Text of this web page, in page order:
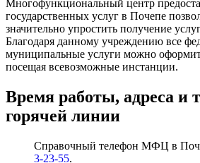
Многофункциональный центр
государственных услуг в Почепе
значительно упростить получение
Благодаря данному учреждению все
муниципальные услуги можно
посещая всевозможные инстанции.
Время работы, адреса и
горячей линии
Справочный телефон МФЦ в
3-23-55.